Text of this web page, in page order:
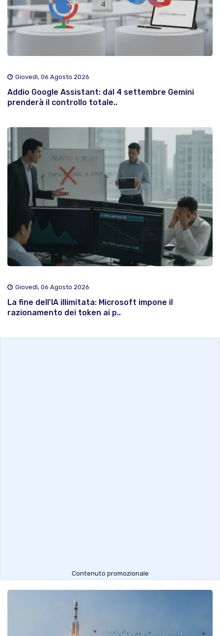
Giovedì, 06 Agosto 2026
Addio Google Assistant: dal 4 settembre Gemini
prenderà il controllo totale..
Giovedì, 06 Agosto 2026
La fine dell'IA illimitata: Microsoft impone il
razionamento dei token ai p..
Contenuto promozionale